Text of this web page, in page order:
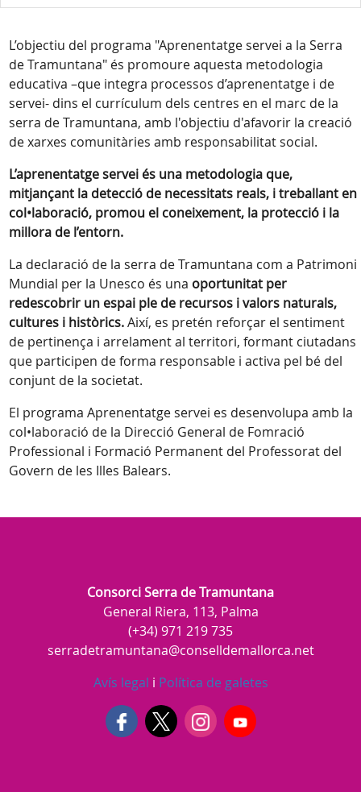
L’objectiu del programa "Aprenentatge servei a la Serra
de Tramuntana" és promoure aquesta metodologia
educativa –que integra processos d’aprenentatge i de
servei- dins el currículum dels centres en el marc de la
serra de Tramuntana, amb l'objectiu d'afavorir la creació
de xarxes comunitàries amb responsabilitat social.
L’aprenentatge servei és una metodologia que,
mitjançant la detecció de necessitats reals, i treballant en
col•laboració, promou el coneixement, la protecció i la
millora de l’entorn.
La declaració de la serra de Tramuntana com a Patrimoni
Mundial per la Unesco és una oportunitat per
redescobrir un espai ple de recursos i valors naturals,
cultures i històrics.Així, es pretén reforçar el sentiment
de pertinença i arrelament al territori, formant ciutadans
que participen de forma responsable i activa pel bé del
conjunt de la societat.
El programa Aprenentatge servei es desenvolupa amb la
col•laboració de la Direcció General de Fomració
Professional i Formació Permanent del Professorat del
Govern de les Illes Balears.
Consorci Serra de Tramuntana
General Riera, 113, Palma
(+34) 971 219 735
serradetramuntana@conselldemallorca.net
Avís legal i Política de galetes